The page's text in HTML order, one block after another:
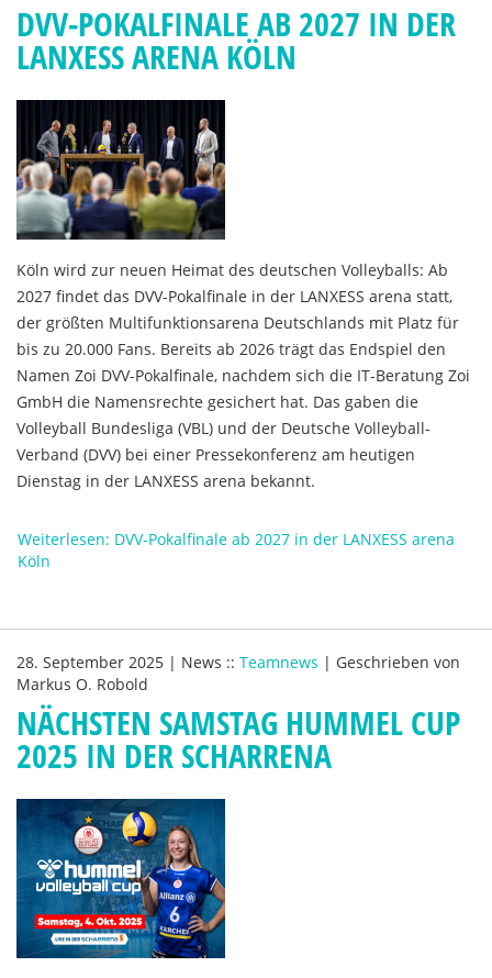
DVV-POKALFINALE AB 2027 IN DER
LANXESS ARENA KÖLN
Köln wird zur neuen Heimat des deutschen Volleyballs: Ab
2027 findet das DVV-Pokalfinale in der LANXESS arena statt,
der größten Multifunktionsarena Deutschlands mit Platz für
bis zu 20.000 Fans. Bereits ab 2026 trägt das Endspiel den
Namen Zoi DVV-Pokalfinale, nachdem sich die IT-Beratung Zoi
GmbH die Namensrechte gesichert hat. Das gaben die
Volleyball Bundesliga (VBL) und der Deutsche Volleyball-
Verband (DVV) bei einer Pressekonferenz am heutigen
Dienstag in der LANXESS arena bekannt.
Weiterlesen: DVV-Pokalfinale ab 2027 in der LANXESS arena
Köln
28. September 2025 | News :: Teamnews | Geschrieben von
Markus O. Robold
NÄCHSTEN SAMSTAG HUMMEL CUP
2025 IN DER SCHARRENA